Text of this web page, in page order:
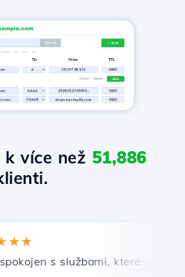
více než 51,886
podpora.s službami, které nabízí